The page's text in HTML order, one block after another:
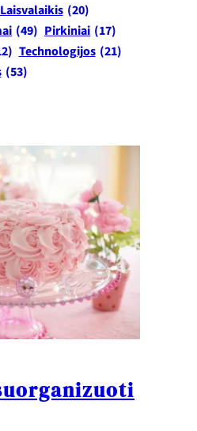
Laisvalaikis (20)
(49) Pirkiniai (17)
Technologijos (21)
(53)